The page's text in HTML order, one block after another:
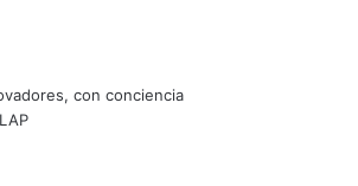
con conciencia